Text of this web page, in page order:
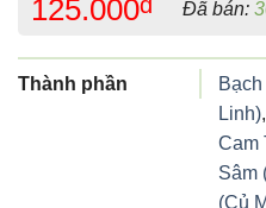
đánh giá
125.000 Đã bán:
Thành phần
Linh),
Cam
Sâm
(Củ